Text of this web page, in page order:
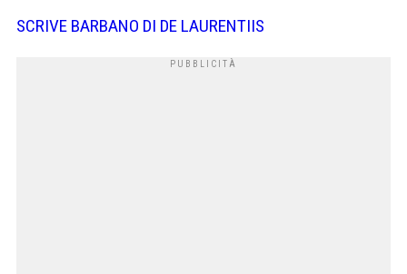
SCRIVE BARBANO DI DE LAURENTIIS